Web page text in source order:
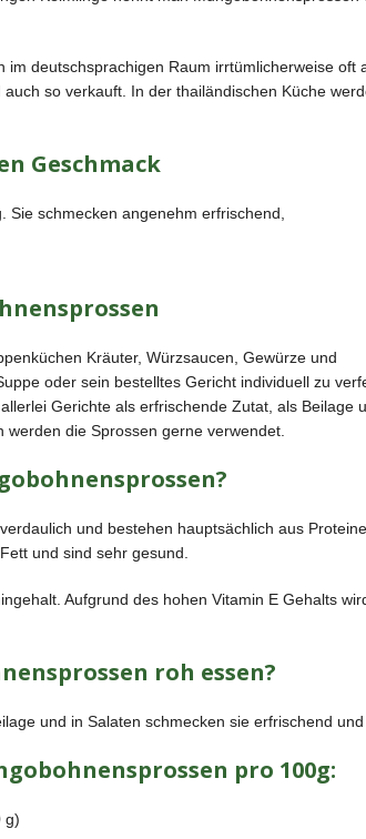
im deutschsprachigen Raum irrtümlicherweise oft
so verkauft. In der thailändischen Küche
Geschmack
Sie schmecken angenehm erfrischend,
Kräuter, Würzsaucen, Gewürze und
oder sein bestelltes Gericht individuell zu
Gerichte als erfrischende Zutat, als Beilage
die Sprossen gerne verwendet.
und bestehen hauptsächlich aus
und sind sehr gesund.
Aufgrund des hohen Vitamin E Gehalts
roh essen?
und in Salaten schmecken sie erfrischend und
pro 100g:
g)